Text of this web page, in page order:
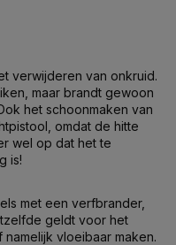
verwijderen van onkruid.
maar brandt gewoon
het schoonmaken van
omdat de hitte
wel op dat het te
is!
met een verfbrander,
geldt voor het
vloeibaar maken.